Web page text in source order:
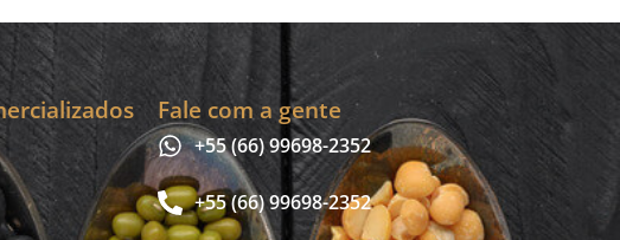
Fale com a gente
+55 (66) 99698-2352
+55 (66) 99698-2352